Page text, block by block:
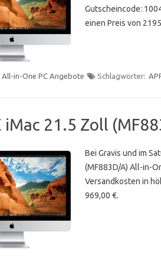
Gutscheincode:
einen Preis von
All-in-One PC Angebote Schlagwörter:
iMac 21.5 Zoll
Bei Gravis und im
(MF883D/A) All-in-
Versandkosten in
969,00 €.